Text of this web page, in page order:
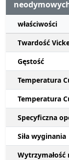
właściwości
Twardość
Gęstość
Temperatura
Temperatura
Specyficzna
Siła wyginania
Wytrzymałość